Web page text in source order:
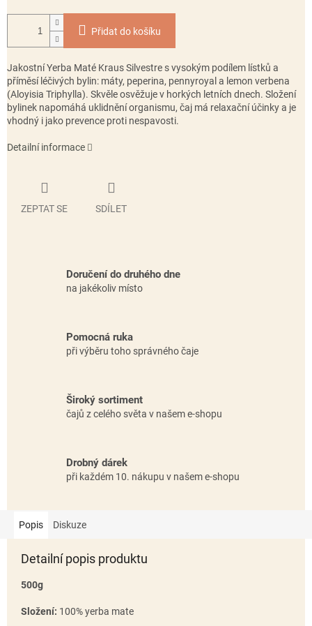
Přidat do košíku
Jakostní Yerba Maté Kraus Silvestre s vysokým podílem lístků a
příměsí léčivých bylin: máty, peperina, pennyroyal a lemon verbena
(Aloyisia Triphylla). Skvěle osvěžuje v horkých letních dnech. Složení
bylinek napomáhá uklidnění organismu, čaj má relaxační účinky a je
vhodný i jako prevence proti nespavosti.
Detailní informace
ZEPTAT SE SDÍLET
Doručení do druhého dne
na jakékoliv místo
Pomocná ruka
při výběru toho správného čaje
Široký sortiment
čajů z celého světa v našem e-shopu
Drobný dárek
při každém 10. nákupu v našem e-shopu
Popis Diskuze
Detailní popis produktu
500g
Složení: 100% yerba mate